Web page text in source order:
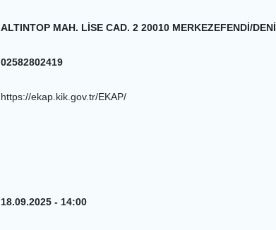
ALTINTOP MAH. LİSE CAD. 2 20010 MERKEZEFENDİ/
02582802419
https://ekap.kik.gov.tr/EKAP/
18.09.2025 - 14:00